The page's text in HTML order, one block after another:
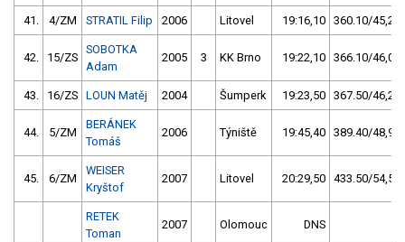
41. 4/ZM STRATIL Filip 2006 Litovel 19:16,10 360.10/45,2
42. 15/ZS
SOBOTKA
Adam
2005 3 KK Brno 19:22,10 366.10/46,0
43. 16/ZS LOUN Matěj 2004 Šumperk 19:23,50 367.50/46,2
44. 5/ZM
BERÁNEK
Tomáš
2006 Týniště 19:45,40 389.40/48,9
45. 6/ZM
WEISER
Kryštof
2007 Litovel 20:29,50 433.50/54,5
RETEK
Toman
2007 Olomouc DNS